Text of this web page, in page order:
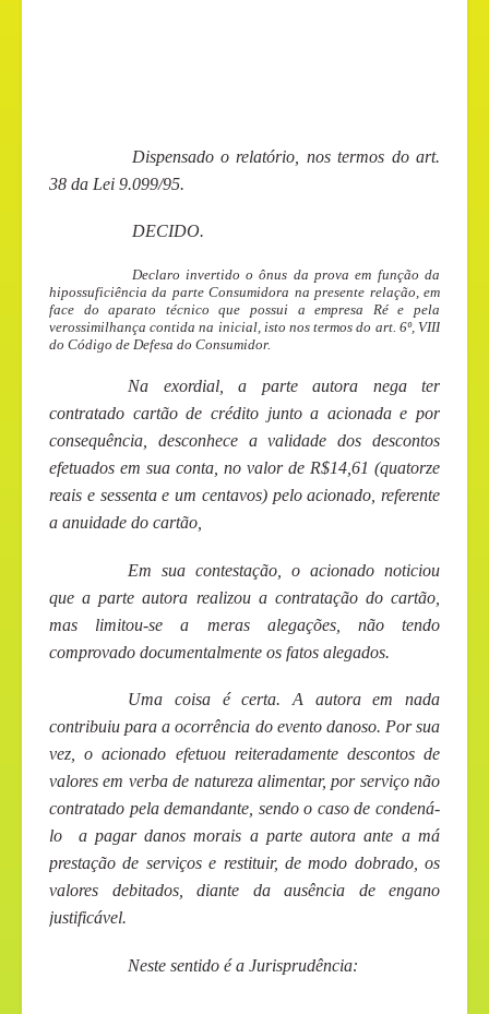
Dispensado o relatório, nos termos do art.
38 da Lei 9.099/95.
DECIDO.
Declaro invertido o ônus da prova em função da
hipossuficiência da parte Consumidora na presente relação, em
face do aparato técnico que possui a empresa Ré e pela
verossimilhança contida na inicial, isto nos termos do art. 6º, VIII
do Código de Defesa do Consumidor.
Na exordial, a parte autora nega ter
contratado cartão de crédito junto a acionada e por
consequência, desconhece a validade dos descontos
efetuados em sua conta, no valor de R$14,61 (quatorze
reais e sessenta e um centavos) pelo acionado, referente
a anuidade do cartão,
Em sua contestação, o acionado noticiou
que a parte autora realizou a contratação do cartão,
mas limitou-se a meras alegações, não tendo
comprovado documentalmente os fatos alegados.
Uma coisa é certa. A autora em nada
contribuiu para a ocorrência do evento danoso. Por sua
vez, o acionado efetuou reiteradamente descontos de
valores em verba de natureza alimentar, por serviço não
contratado pela demandante, sendo o caso de condená-
lo a pagar danos morais a parte autora ante a má
prestação de serviços e restituir, de modo dobrado, os
valores debitados, diante da ausência de engano
justificável.
Neste sentido é a Jurisprudência: